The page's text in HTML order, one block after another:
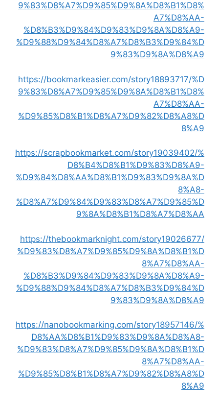
9%83%D8%A7%D9%85%D9%8A%D8%B1%D8%
A7%D8%AA-
%D8%B3%D9%84%D9%83%D9%8A%D8%A9-
%D9%88%D9%84%D8%A7%D8%B3%D9%84%D
9%83%D9%8A%D8%A9
https://bookmarkeasier.com/story18893717/%D
9%83%D8%A7%D9%85%D9%8A%D8%B1%D8%
A7%D8%AA-
%D9%85%D8%B1%D8%A7%D9%82%D8%A8%D
8%A9
https://scrapbookmarket.com/story19039402/%
D8%B4%D8%B1%D9%83%D8%A9-
%D9%84%D8%AA%D8%B1%D9%83%D9%8A%D
8%A8-
%D8%A7%D9%84%D9%83%D8%A7%D9%85%D
9%8A%D8%B1%D8%A7%D8%AA
https://thebookmarknight.com/story19026677/
%D9%83%D8%A7%D9%85%D9%8A%D8%B1%D
8%A7%D8%AA-
%D8%B3%D9%84%D9%83%D9%8A%D8%A9-
%D9%88%D9%84%D8%A7%D8%B3%D9%84%D
9%83%D9%8A%D8%A9
https://nanobookmarking.com/story18957146/%
D8%AA%D8%B1%D9%83%D9%8A%D8%A8-
%D9%83%D8%A7%D9%85%D9%8A%D8%B1%D
8%A7%D8%AA-
%D9%85%D8%B1%D8%A7%D9%82%D8%A8%D
8%A9